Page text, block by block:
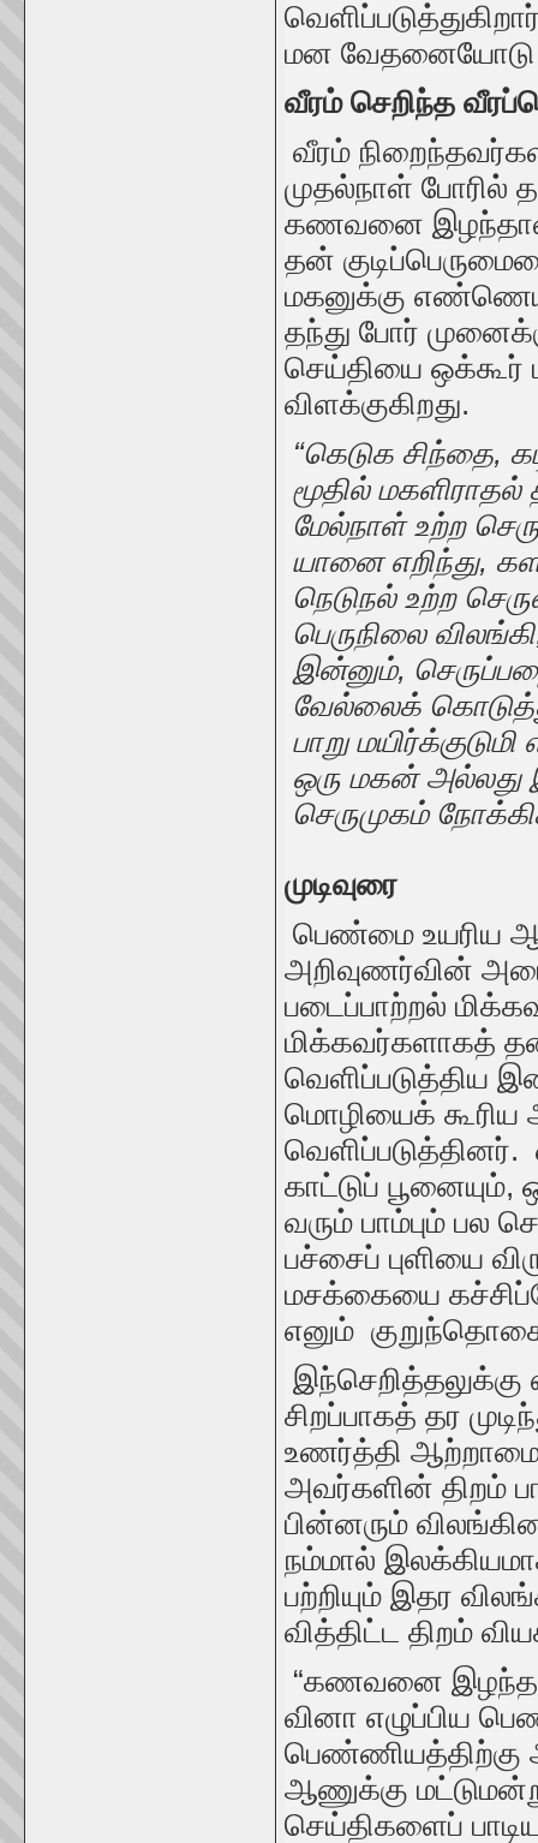
மன வேதனையோடு
வீரம் செறிந்த
வீரம்
முதல்நாள்
கணவனை
தன்
மகனுக்கு
தந்து போர்
செய்தியை ஒக்கூர்
விளக்குகிறது.
“கெடுக சிந்தை,
மூதில் மகளிராதல்
மேல்நாள் உற்ற
யானை எறிந்து,
நெடுநல் உற்ற
பெருநிலை
இன்னும், செருப்பறை
வேல்லைக்
பாறு
ஒரு மகன்
செருமுகம்
முடிவுரை
பெண்மை உயரிய
அறிவுணர்வின்
படைப்பாற்றல்
மிக்கவர்களாகத்
வெளிப்படுத்திய
மொழியைக் கூரிய
வெளிப்படுத்தினர்.
காட்டுப்
வரும் பாம்பும்
பச்சைப் புளியை
மசக்கையை
எனும்
சிறப்பாகத் தர
உணர்த்தி
அவர்களின் திறம்
பின்னரும்
நம்மால்
பற்றியும் இதர
வித்திட்ட திறம்
“கணவனை
வினா எழுப்பிய
பெண்ணியத்திற்கு
ஆணுக்கு
செய்திகளைப்